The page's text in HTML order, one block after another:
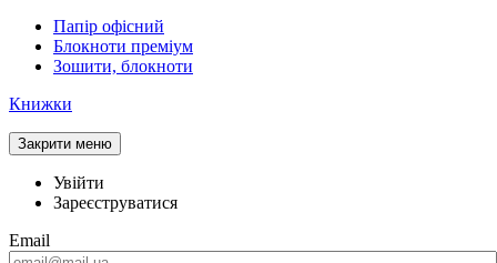
Папір офісний
Блокноти преміум
Зошити, блокноти
Книжки
Закрити меню
Увійти
Зареєструватися
Email